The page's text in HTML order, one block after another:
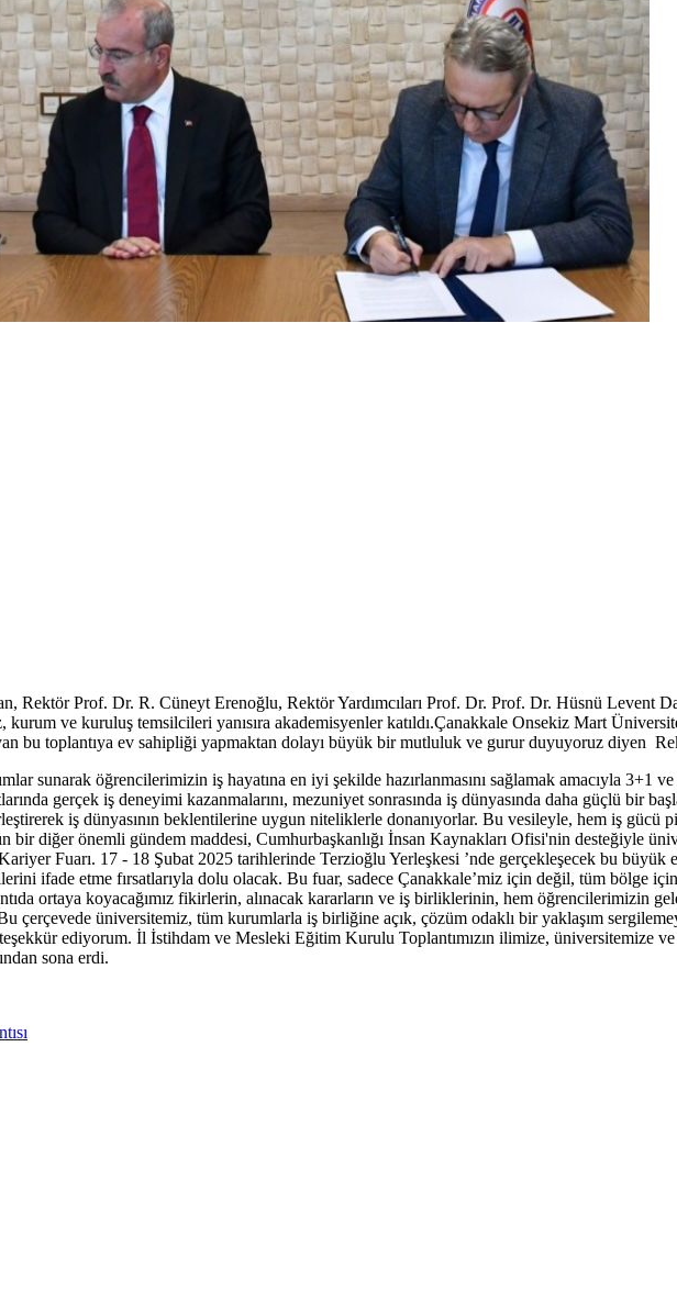
Rektör Prof. Dr. R. Cüneyt Erenoğlu, Rektör Yardımcıları Prof. Dr. Prof. Dr. Hüsnü
ve kuruluş temsilcileri yanısıra akademisyenler katıldı.Çanakkale Onsekiz Mart
bu toplantıya ev sahipliği yapmaktan dolayı büyük bir mutluluk ve gurur duyuyoruz diyen
sunarak öğrencilerimizin iş hayatına en iyi şekilde hazırlanmasını sağlamak amacıyla 3+1
gerçek iş deneyimi kazanmalarını, mezuniyet sonrasında iş dünyasında daha güçlü bir
iş dünyasının beklentilerine uygun niteliklerle donanıyorlar. Bu vesileyle, hem iş gücü
bir diğer önemli gündem maddesi, Cumhurbaşkanlığı İnsan Kaynakları Ofisi'nin desteğiyle
Fuarı. 17 - 18 Şubat 2025 tarihlerinde Terzioğlu Yerleşkesi ’nde gerçekleşecek bu büyük
ifade etme fırsatlarıyla dolu olacak. Bu fuar, sadece Çanakkale’miz için değil, tüm bölge
ortaya koyacağımız fikirlerin, alınacak kararların ve iş birliklerinin, hem öğrencilerimizin
çerçevede üniversitemiz, tüm kurumlarla iş birliğine açık, çözüm odaklı bir yaklaşım
ediyorum. İl İstihdam ve Mesleki Eğitim Kurulu Toplantımızın ilimize, üniversitemize
sona erdi.